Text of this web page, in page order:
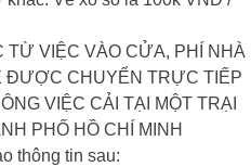
VIỆC VÀO CỬA, PHÍ NHÀ
ĐƯỢC CHUYỂN TRỰC TIẾP
VIỆC CẢI TẠI MỘT TRẠI
PHỐ HỒ CHÍ MINH
thông tin sau: